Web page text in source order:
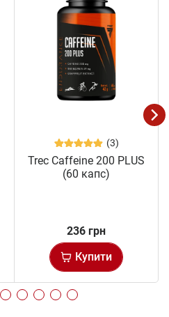
(3)
Trec Caffeine 200 PLUS
(60 капс)
236 грн
Купити